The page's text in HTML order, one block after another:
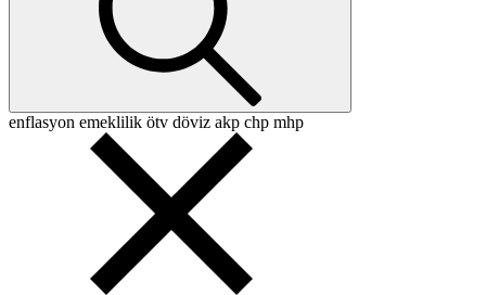
enflasyon emeklilik ötv döviz akp chp mhp